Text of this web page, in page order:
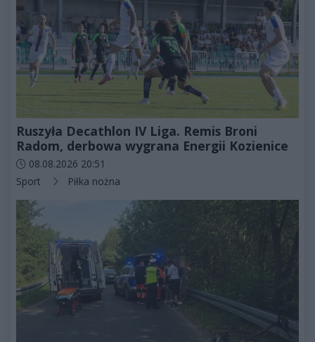
Ruszyła Decathlon IV Liga. Remis Broni
Radom, derbowa wygrana Energii Kozienice
Data dodania artykułu:
08.08.2026 20:51
Kategorie artykułu:
Sport Piłka nożna